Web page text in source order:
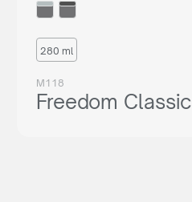
280 ml
M118
Freedom Classic